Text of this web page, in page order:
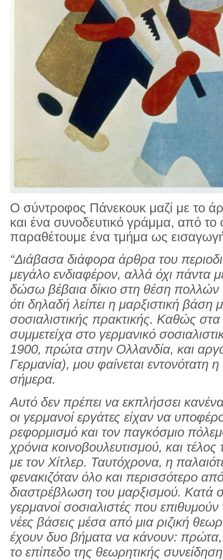
Ο σύντροφος Πάνεκουκ μαζί με το
και ένα συνοδευτικό γράμμα, από το
παραθέτουμε ένα τμήμα ως
“Διάβασα διάφορα άρθρα του
μεγάλο ενδιαφέρον, αλλά όχι πάντα
δώσω βέβαια δίκιο στη θέση
ότι δηλαδή λείπει η μαρξιστική βάση
σοσιαλιστικής πρακτικής. Καθώς στα
συμμετείχα στο γερμανικό
1900, πρώτα στην Ολλανδία, και
Γερμανία), μου φαίνεται εντονότατη
σήμερα.
Αυτό δεν πρέπει να εκπλήσσει
οι γερμανοί εργάτες είχαν να
ρεφορμισμό και τον παγκόσμιο
χρόνια κοινοβουλευτισμού, και τέλος
με τον Χίτλερ. Ταυτόχρονα, η
φενακιζόταν όλο και περισσότερο
διαστρέβλωση του μαρξισμού. Κατά
γερμανοί σοσιαλιστές που
νέες βάσεις μέσα από μια ριζική
έχουν δυο βήματα να κάνουν:
το επίπεδο της θεωρητικής